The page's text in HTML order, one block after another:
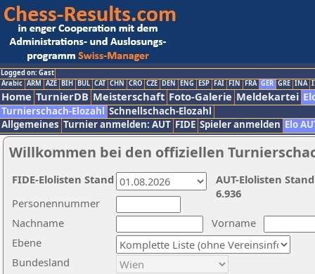
Logged on: Gast
Arabic ARM AZE BIH BUL CAT CHN CRO CZE DEN ENG ESP FAI FIN FRA GER GRE INA
Home TurnierDB Meisterschaft Foto-Galerie Meldekartei
Turnierschach-Elozahl Schnellschach-Elozahl
Allgemeines Turnier anmelden: AUT FIDE Spieler anmelden Elo
Willkommen bei den offiziellen
Nachname
Vorname
Ebene
Personennummer
Bundesland
AUT-Elolisten
6.936
FIDE-Elolisten Stand